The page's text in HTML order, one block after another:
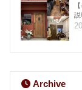
説
Archive